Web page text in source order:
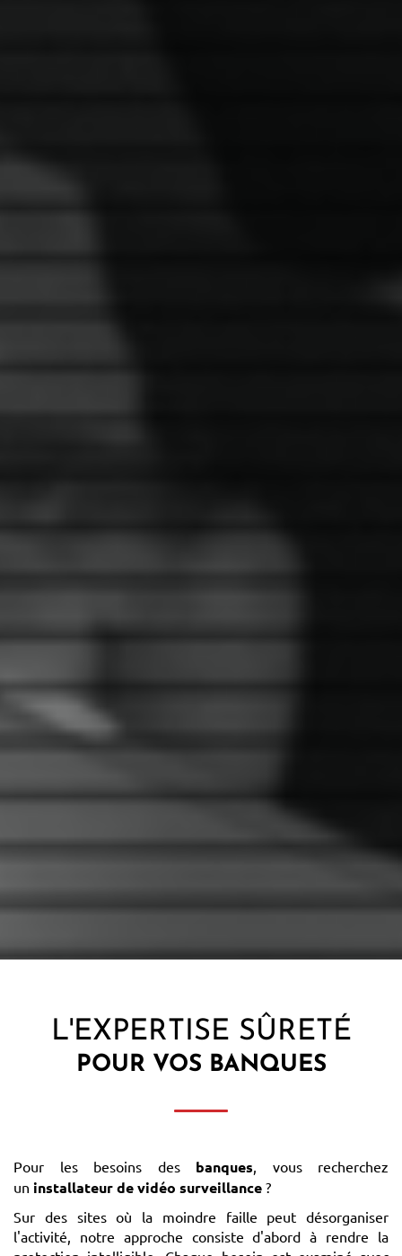
L'EXPERTISE SÛRETÉ
POUR VOS BANQUES
Pour les besoins des banques , vous recherchez
un installateur de vidéo surveillance ?
Sur des sites où la moindre faille peut désorganiser
l'activité, notre approche consiste d'abord à rendre la